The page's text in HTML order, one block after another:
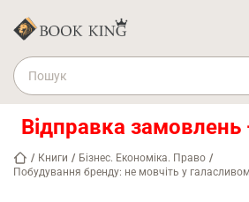
Відправка
/ Книги / Бізнес. Економіка. Право /
Побудування бренду: не мовчіть у